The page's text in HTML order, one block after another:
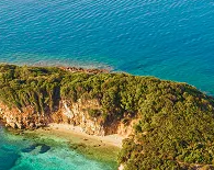
Sans repas
Dès 245 € /pers.
pour 4 jours / 3